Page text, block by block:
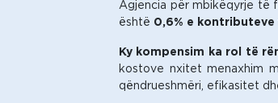
Agjencia për mbikëqyrje të
është 0,6% e
Ky kompensim ka rol të
kostove nxitet menaxhim
qëndrueshmëri, efikasitet